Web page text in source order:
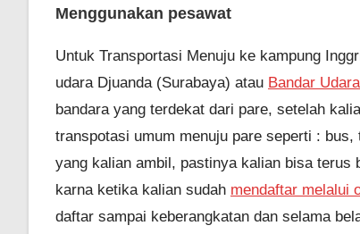
Menggunakan pesawat
Untuk Transportasi Menuju ke kampung
udara Djuanda (Surabaya) atau Bandar
bandara yang terdekat dari pare, setelah
transpotasi umum menuju pare seperti :
yang kalian ambil, pastinya kalian bisa terus
karna ketika kalian sudah mendaftar melalui
daftar sampai keberangkatan dan selama